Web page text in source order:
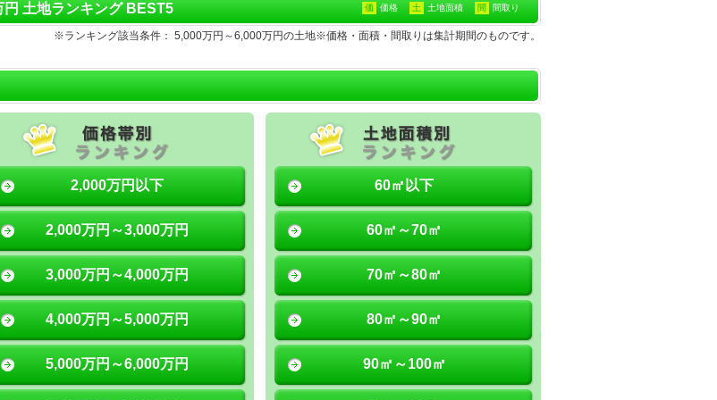
土地ランキング BEST5 価 価格 土 土地面積 間 間取り
※ランキング該当条件： 5,000万円～6,000万円の土地※価格・面積・間取りは集計期間のものです。
2,000万円以下
2,000万円～3,000万円
3,000万円～4,000万円
4,000万円～5,000万円
5,000万円～6,000万円
60㎡以下
60㎡～70㎡
70㎡～80㎡
80㎡～90㎡
90㎡～100㎡